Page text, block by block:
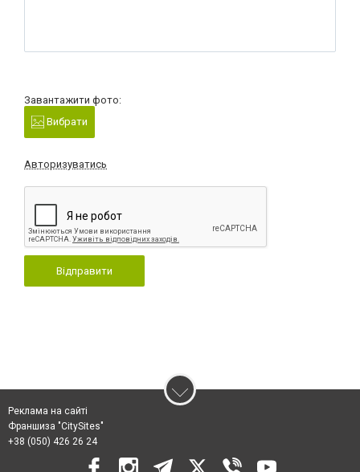
Завантажити фото:
Вибрати
Авторизуватись
Відправити
Реклама на сайті
Франшиза "CitySites"
+38 (050) 426 26 24